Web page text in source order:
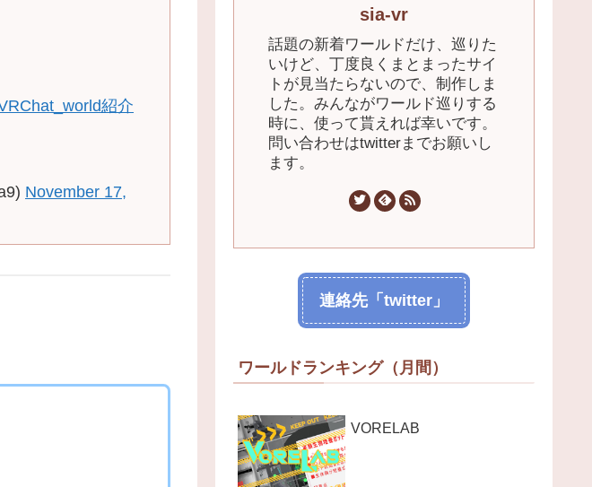
紹介
November 17,
sia-vr
話題の新着ワールドだけ、巡りた
いけど、丁度良くまとまったサイ
トが見当たらないので、制作しま
した。みんながワールド巡りする
時に、使って貰えれば幸いです。
問い合わせはtwitterまでお願いし
ます。
連絡先「twitter」
ワールドランキング（月間）
VORELAB